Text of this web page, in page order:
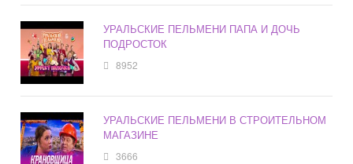
УРАЛЬСКИЕ ПЕЛЬМЕНИ ПАПА И ДОЧЬ
ПОДРОСТОК
8952
УРАЛЬСКИЕ ПЕЛЬМЕНИ В СТРОИТЕЛЬНОМ
МАГАЗИНЕ
3666